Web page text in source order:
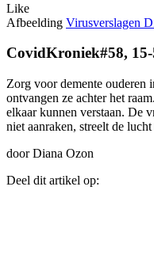
Like
Afbeelding Virusverslagen
CovidKroniek#58, 15-
Zorg voor demente ouderen
ontvangen ze achter het
elkaar kunnen verstaan. De
niet aanraken, streelt de
door Diana Ozon
Deel dit artikel op: